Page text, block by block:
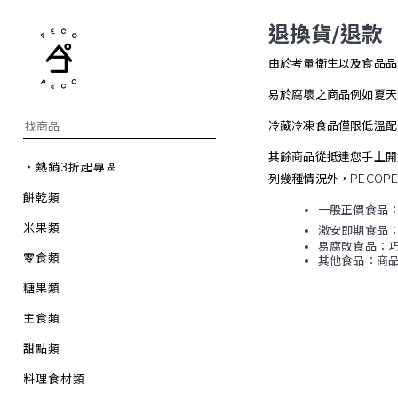
・熱銷3折起專區
餅乾類
米果類
零食類
糖果類
主食類
甜點類
料理食材類
退換貨/退款
由於考量衛生以及食品
易於腐壞之商品例如夏
冷藏冷凍食品僅限低溫
其餘商品從抵達您手上
列幾種情況外，
一般正價食品
激安即期食品
易腐敗食品：
其他食品：商